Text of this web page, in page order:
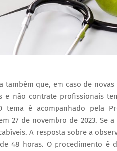
que, em caso de
e não contrate profissionais
tema é acompanhado pela
27 de novembro de 2023. Se
A resposta sobre a
48 horas. O procedimento é